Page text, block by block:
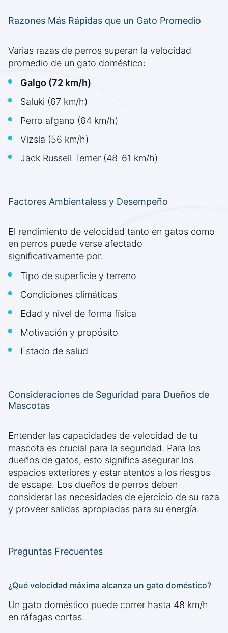
Razones Más Rápidas que un Gato Promedio
Varias razas de perros superan la velocidad
promedio de un gato doméstico:
Galgo (72 km/h)
Saluki (67 km/h)
Perro afgano (64 km/h)
Vizsla (56 km/h)
Jack Russell Terrier (48-61 km/h)
Factores Ambientaless y Desempeño
El rendimiento de velocidad tanto en gatos como
en perros puede verse afectado
significativamente por:
Tipo de superficie y terreno
Condiciones climáticas
Edad y nivel de forma física
Motivación y propósito
Estado de salud
Consideraciones de Seguridad para Dueños de
Mascotas
Entender las capacidades de velocidad de tu
mascota es crucial para la seguridad. Para los
dueños de gatos, esto significa asegurar los
espacios exteriores y estar atentos a los riesgos
de escape. Los dueños de perros deben
considerar las necesidades de ejercicio de su raza
y proveer salidas apropiadas para su energía.
Preguntas Frecuentes
¿Qué velocidad máxima alcanza un gato doméstico?
Un gato doméstico puede correr hasta 48 km/h
en ráfagas cortas.